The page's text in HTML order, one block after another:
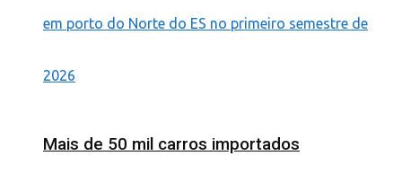
Mais de 50 mil carros importados